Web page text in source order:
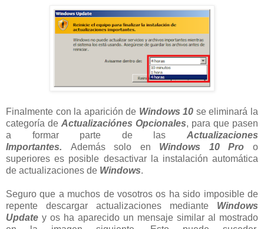
Finalmente con la aparición de Windows 10 se eliminará la
categoría de Actualizaciónes Opcionales, para que pasen
a formar parte de las Actualizaciones
Importantes. Además solo en Windows 10 Pro o
superiores es posible desactivar la instalación automática
de actualizaciones de Windows.
Seguro que a muchos de vosotros os ha sido imposible de
repente descargar actualizaciones mediante Windows
Update y os ha aparecido un mensaje similar al mostrado